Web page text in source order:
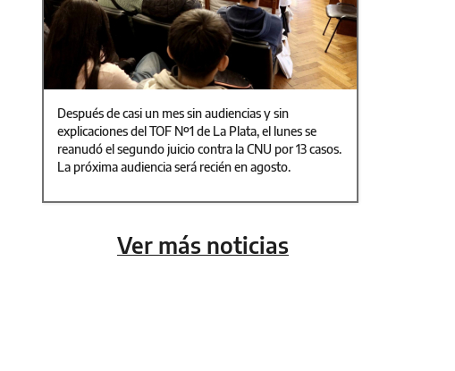
Después de casi un mes sin audiencias y sin
explicaciones del TOF Nº1 de La Plata, el lunes se
reanudó el segundo juicio contra la CNU por 13 casos.
La próxima audiencia será recién en agosto.
Ver más noticias